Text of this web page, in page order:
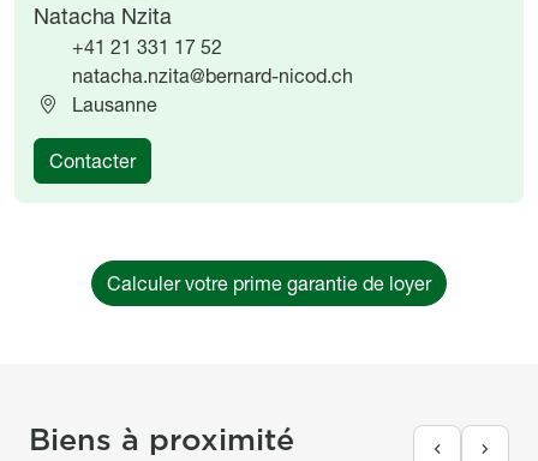
Natacha Nzita
+41 21 331 17 52
natacha.nzita@bernard-nicod.ch
Lausanne
Contacter
Calculer votre prime garantie de loyer
Biens à proximité